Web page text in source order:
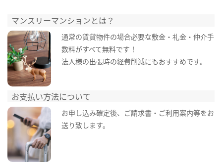
マンスリーマンションとは？
通常の賃貸物件の場合必要な敷金・礼金・仲介手
数料がすべて無料です！
法人様の出張時の経費削減にもおすすめです。
お支払い方法について
お申し込み確定後、ご請求書・ご利用案内等をお
送り致します。